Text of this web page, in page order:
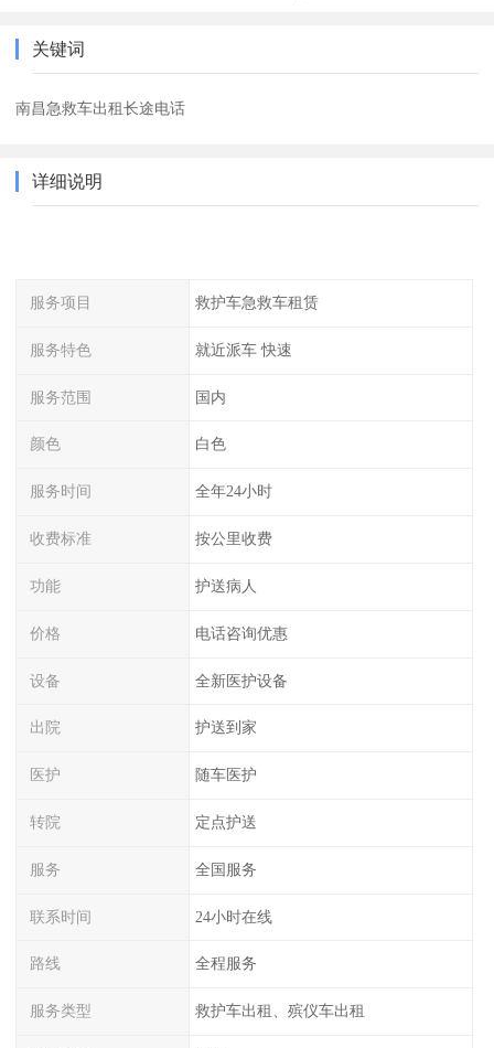
关键词
南昌急救车出租长途电话
详细说明
服务项目 救护车急救车租赁
服务特色 就近派车 快速
服务范围 国内
颜色 白色
服务时间 全年24小时
收费标准 按公里收费
功能 护送病人
价格 电话咨询优惠
设备 全新医护设备
出院 护送到家
医护 随车医护
转院 定点护送
服务 全国服务
联系时间 24小时在线
路线 全程服务
服务类型 救护车出租、殡仪车出租